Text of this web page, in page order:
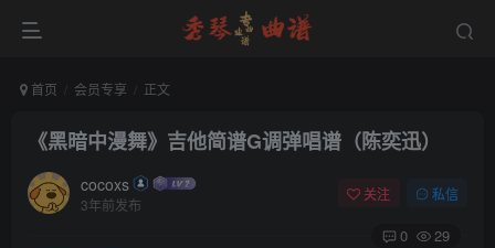
首页 会员专享 正文
《黑暗中漫舞》吉他简谱G调弹唱谱（陈奕迅）
cocoxs
3年前发布
关注 私信
0 29